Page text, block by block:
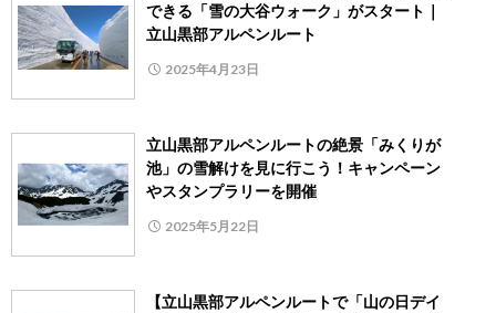
できる「雪の大谷ウォーク」がスタート｜
立山黒部アルペンルート
2025年4月23日
立山黒部アルペンルートの絶景「みくりが
池」の雪解けを見に行こう！キャンペーン
やスタンプラリーを開催
2025年5月22日
【立山黒部アルペンルートで「山の日デイ